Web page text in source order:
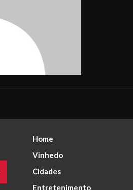
Home
Vinhedo
Cidades
Entretenimento